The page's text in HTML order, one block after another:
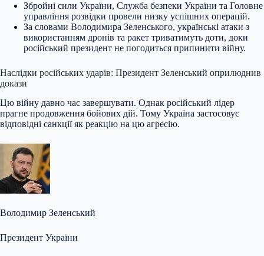
Збройні сили України, Служба безпеки України та Головне
управління розвідки провели низку успішних операцій.
За словами Володимира Зеленського, українські атаки з
використанням дронів та ракет триватимуть доти, доки
російський президент не погодиться припинити війну.
Наслідки російських ударів: Президент Зеленський оприлюднив
докази
Цю війну давно час завершувати. Однак російський лідер
прагне продовження бойових дій. Тому Україна застосовує
відповідні санкції як реакцію на цю агресію.
Володимир Зеленський
Президент України